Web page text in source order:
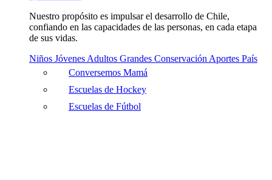
Nuestro propósito es impulsar el desarrollo de Chile,
confiando en las capacidades de las personas, en cada etapa
de sus vidas.
Niños Jóvenes Adultos Grandes Conservación Aportes País
Conversemos Mamá
Escuelas de Hockey
Escuelas de Fútbol